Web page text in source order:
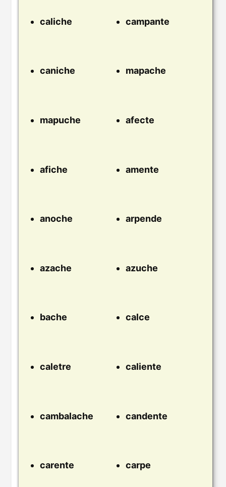
caliche campante
caniche mapache
mapuche afecte
afiche amente
anoche arpende
azache azuche
bache calce
caletre caliente
cambalache candente
carente carpe